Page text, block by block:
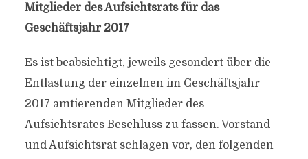
Mitglieder des Aufsichtsrats für das
Geschäftsjahr 2017
Es ist beabsichtigt, jeweils gesondert über die
Entlastung der einzelnen im Geschäftsjahr
2017 amtierenden Mitglieder des
Aufsichtsrates Beschluss zu fassen. Vorstand
und Aufsichtsrat schlagen vor, den folgenden